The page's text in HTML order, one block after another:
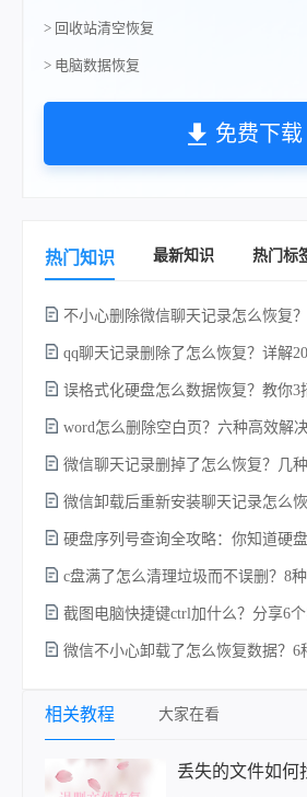
> 回收站清空恢复
> 电脑数据恢复
免费下载
热门知识 最新知识 热门标
误格式化硬盘怎么数据恢复？教你3
微信聊天记录删掉了怎么恢复？几
硬盘序列号查询全攻略：你知道硬
截图电脑快捷键ctrl加什么？分享6个
微信不小心卸载了怎么恢复数据？6
相关教程 大家在看
丢失的文件如何